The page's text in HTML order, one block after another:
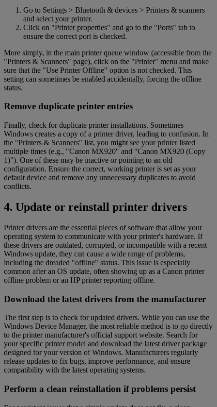
Go to Settings > Bluetooth & devices > Printers & scanners
and select your printer.
Click on "Printer properties" and go to the "Ports" tab to
ensure the correct port is checked.
More simply, in the main printer queue window (accessible from the
"Printers & Scanners" page), click on the "Printer" menu and make
sure that the "Use Printer Offline" option is not checked. This
setting can sometimes be enabled accidentally, forcing the offline
status.
Remove duplicate printer entries
Finally, check for duplicate printer installations. Sometimes
Windows creates a copy of a printer driver, leading to confusion. In
the "Printers & Scanners" list, you might see your printer listed
multiple times (e.g., "Canon MX920" and "Canon MX920 (Copy
1)"). One of these may be inactive or pointing to an old
configuration. Ensure the correct, working printer is set as your
default device and remove any unnecessary duplicates to avoid
conflicts.
4. Update or reinstall printer drivers
Printer drivers are the essential pieces of software that allow your
operating system to communicate with your printer's hardware. If
these drivers are outdated, corrupted, or incompatible with a recent
Windows update, they can cause a wide range of problems,
including the dreaded "offline" status. This issue is especially
common after an OS update, often showing up as a Canon printer
offline problem or an HP printer reporting offline.
Download the latest drivers from the manufacturer
The first step is to check for updated drivers. While you can use the
Windows Device Manager, the most reliable method is to go directly
to the printer manufacturer's official support website. Search for
your specific printer model and download the latest driver package
designed for your version of Windows. Manufacturers regularly
release updates to fix bugs, improve performance, and ensure
compatibility with the latest operating systems.
Perform a clean reinstallation if problems persist